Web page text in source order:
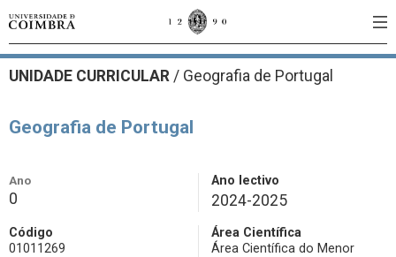
UNIDADE CURRICULAR / Geografia de Portugal
Geografia de Portugal
Ano
0
Ano lectivo
2024-2025
Código
01011269
Área Científica
Área Científica do Menor